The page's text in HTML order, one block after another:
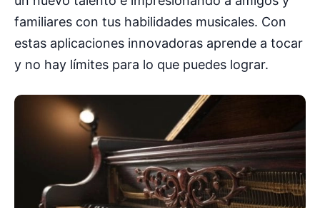
familiares con tus habilidades musicales. Con
estas aplicaciones innovadoras aprende a tocar
y no hay límites para lo que puedes lograr.